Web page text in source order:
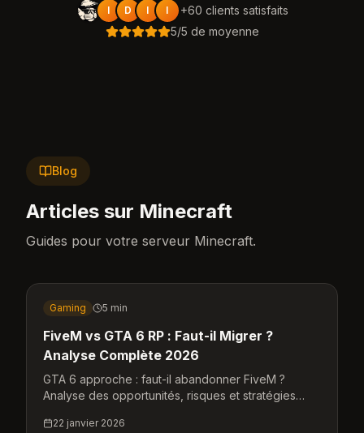
I D I I +60 clients satisfaits
5/5 de moyenne
Blog
Articles sur Minecraft
Guides pour votre serveur Minecraft.
Gaming 5 min
FiveM vs GTA 6 RP : Faut-il Migrer ?
Analyse Complète 2026
GTA 6 approche : faut-il abandonner FiveM ?
Analyse des opportunités, risques et stratégies
comment préparer la transition.
22 janvier 2026